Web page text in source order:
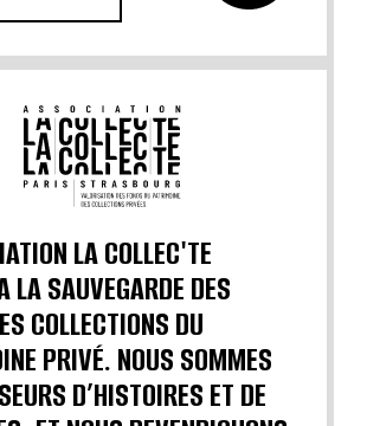
LA COLLEC'TE
LA SAUVEGARDE DES
COLLECTIONS DU
PRIVÉ. NOUS SOMMES
D’HISTOIRES ET DE